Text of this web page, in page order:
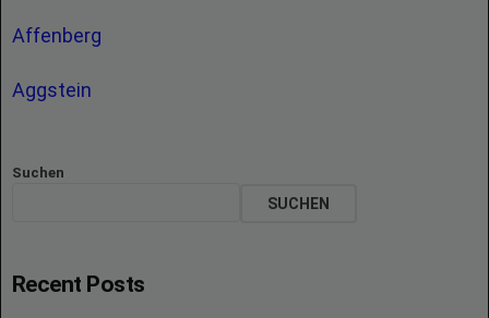
Affenberg
Aggstein
Suchen
SUCHEN
Recent Posts